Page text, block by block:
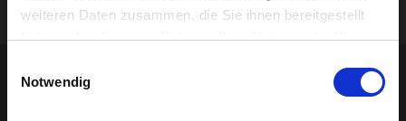
weiteren Daten zusammen, die Sie ihnen bereitgestellt
haben oder die sie im Rahmen Ihrer Nutzung der Dienste
Notwendig